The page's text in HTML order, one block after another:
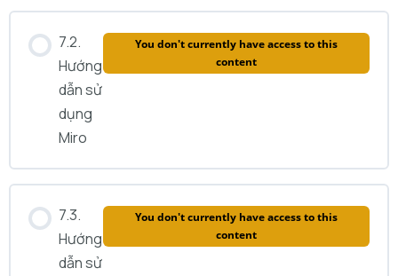
7.2.
Hướng
dẫn sử
dụng
Miro
You don't currently have access to this
content
7.3.
Hướng
dẫn sử
You don't currently have access to this
content